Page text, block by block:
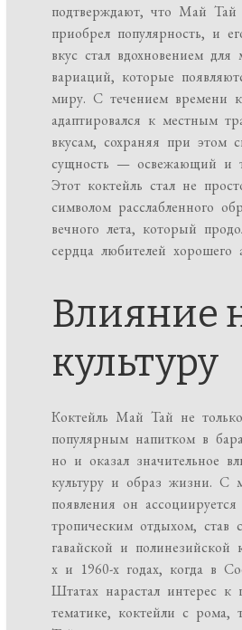
подтверждают, что Май Тай
приобрел популярность, и
вкус стал вдохновением для
вариаций, которые
миру. С течением времени
адаптировался к местным
вкусам, сохраняя при этом
сущность — освежающий и
Этот коктейль стал не
символом расслабленного
вечного лета, который
сердца любителей хорошего
Влияние
культуру
Коктейль Май Тай не
популярным напитком в
но и оказал значительное
культуру и образ жизни. С
появления он
тропическим отдыхом, став
гавайской и полинезийской
х и 1960-х годах, когда в
Штатах нарастал интерес к
тематике, коктейли с рома,